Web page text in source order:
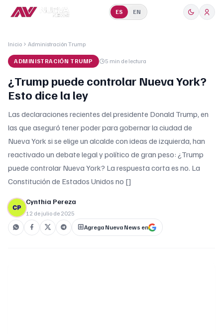
ES EN
Inicio Administración Trump
ADMINISTRACIÓN TRUMP 5 min de lectura
¿Trump puede controlar Nueva York?
Esto dice la ley
Las declaraciones recientes del presidente Donald Trump, en
las que aseguró tener poder para gobernar la ciudad de
Nueva York si se elige un alcalde con ideas de izquierda, han
reactivado un debate legal y político de gran peso: ¿Trump
puede controlar Nueva York? La respuesta corta es no. La
Constitución de Estados Unidos no []
Cynthia Pereza
12 de julio de 2025
Agrega Nueva News en